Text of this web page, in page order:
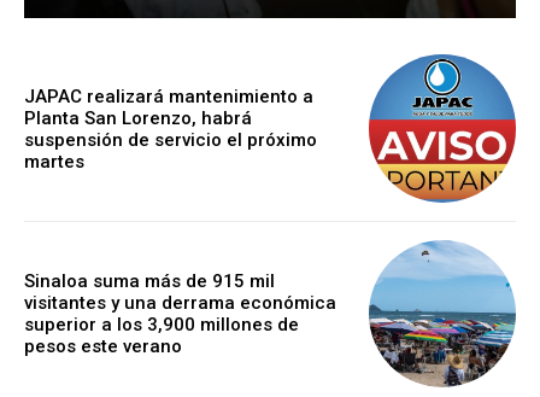
JAPAC realizará mantenimiento a
Planta San Lorenzo, habrá
suspensión de servicio el próximo
martes
Sinaloa suma más de 915 mil
visitantes y una derrama económica
superior a los 3,900 millones de
pesos este verano